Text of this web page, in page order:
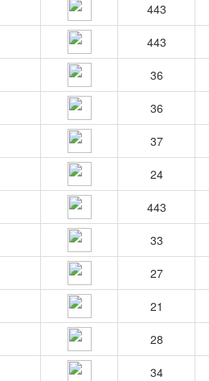
443
443
36
36
37
24
443
33
27
21
28
34